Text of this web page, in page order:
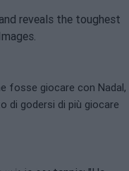
fosse giocare con Nadal,
di godersi di più giocare
di